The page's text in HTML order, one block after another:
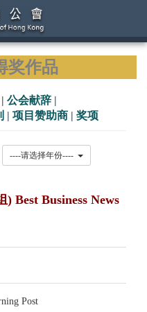
奖作品
| 公会献辞 |
| 项目赞助商 | 奖项
Best Business News
Post